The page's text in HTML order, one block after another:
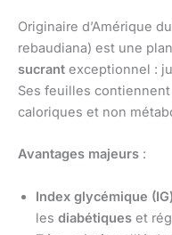
Originaire d’Amérique
rebaudiana) est une
sucrant exceptionnel :
Ses feuilles
caloriques et non
Avantages majeurs :
Index glycémique
les diabétiques et